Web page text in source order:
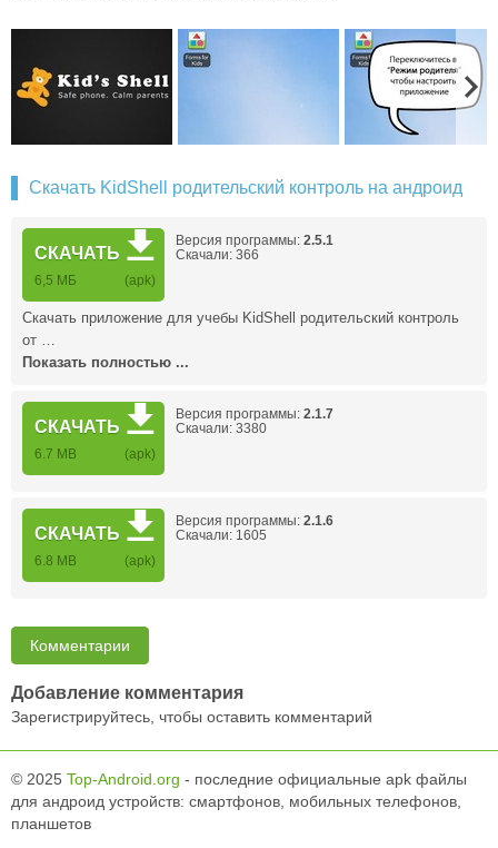
Скачать KidShell родительский контроль на андроид
СКАЧАТЬ
6,5 МБ (apk)
Версия программы: 2.5.1
Скачали: 366
Скачать приложение для учебы KidShell родительский контроль
от …
Показать полностью ...
СКАЧАТЬ
6.7 MB (apk)
Версия программы: 2.1.7
Скачали: 3380
СКАЧАТЬ
6.8 MB (apk)
Версия программы: 2.1.6
Скачали: 1605
Комментарии
Добавление комментария
Зарегистрируйтесь, чтобы оставить комментарий
© 2025 Top-Android.org - последние официальные apk файлы
для андроид устройств: смартфонов, мобильных телефонов,
планшетов